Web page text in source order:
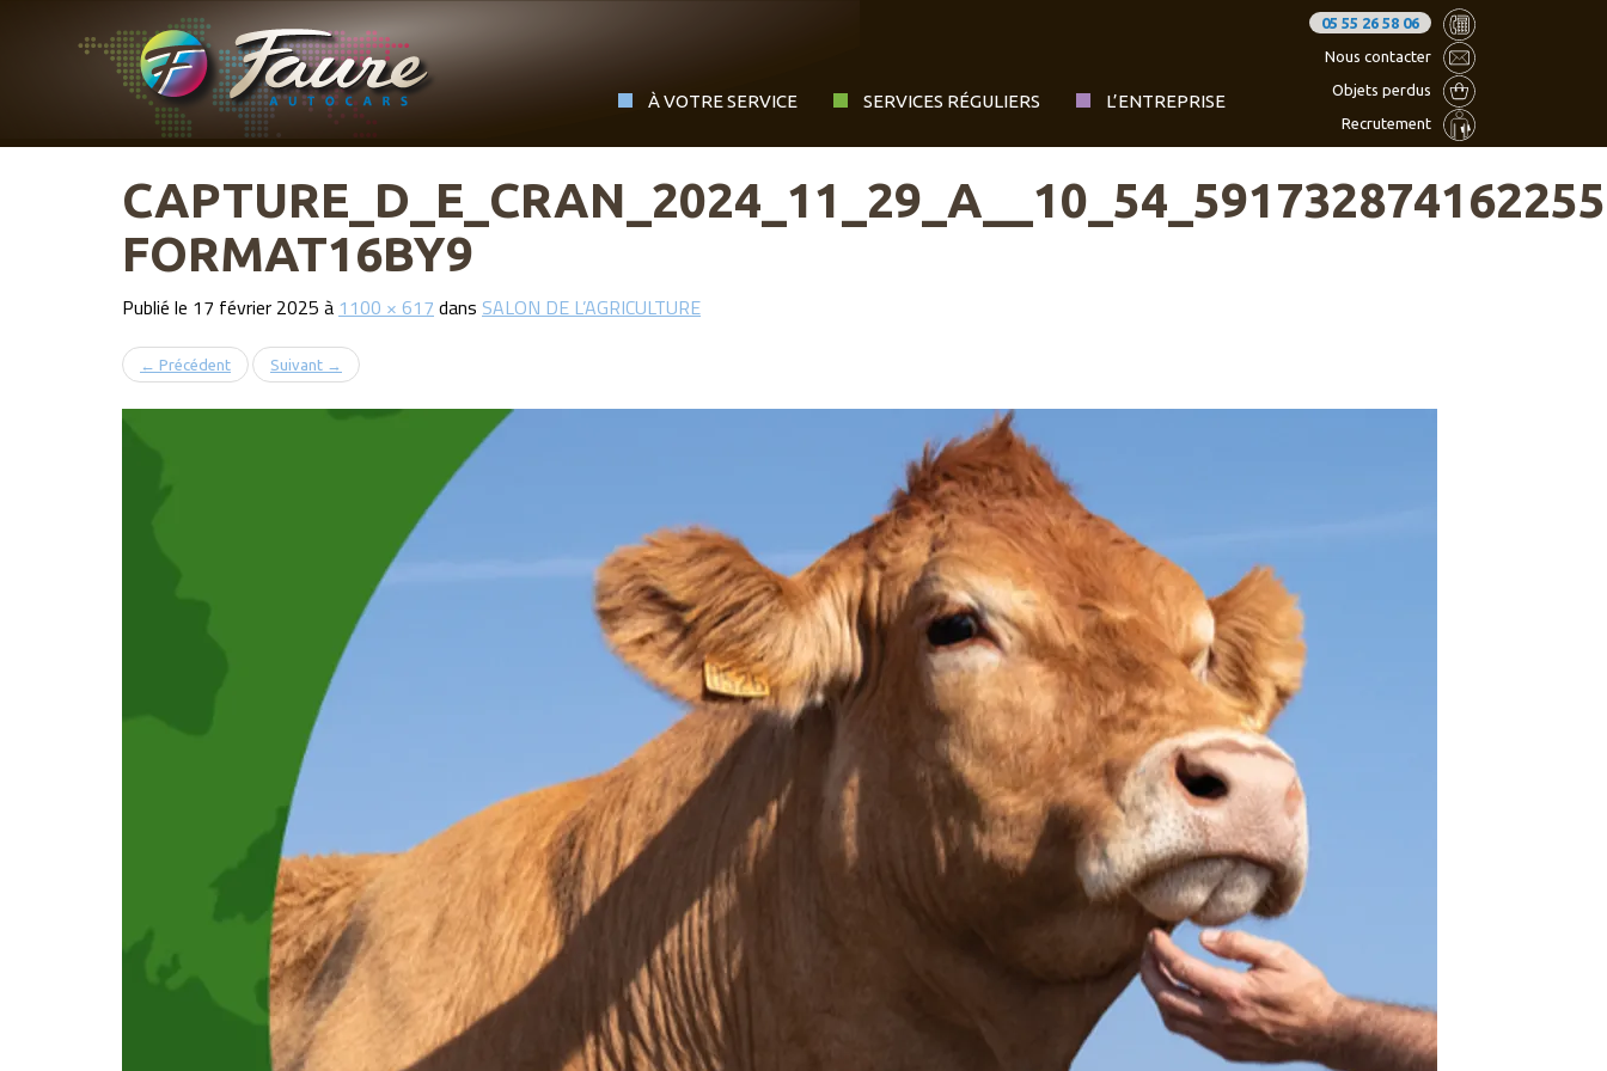
Faure Autocars
MENU
PRINCIPAL
À VOTRE SERVICE SERVICES RÉGULIERS L’ENTREPRISE
05 55 26 58 06
Nous contacter
Objets perdus
Recrutement
FORMAT16BY9
Publié le 17 février 2025 à 1100 × 617 dans SALON DE L’AGRICULTURE
← Précédent Suivant →